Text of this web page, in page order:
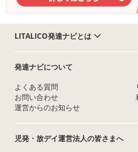
LITALICO発達ナビとは
発達ナビについて
よくある質問
お問い合わせ
運営からのお知らせ
児発・放デイ運営法人の皆さまへ